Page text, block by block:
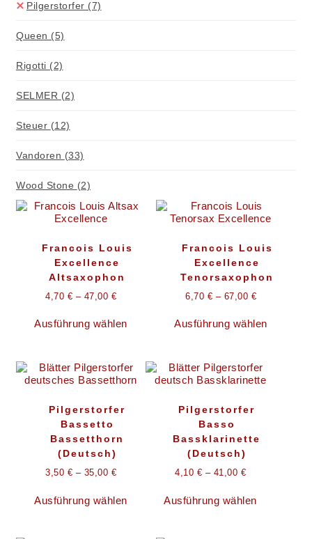
Pilgerstorfer (7)
Queen (5)
Rigotti (2)
SELMER (2)
Steuer (12)
Vandoren (33)
Wood Stone (2)
Francois Louis
Excellence
Altsaxophon
4,70 € – 47,00 €
Ausführung wählenProdukt
Varianten
auf.
Die
Produktseite
Francois Louis
Excellence
Tenorsaxophon
6,70 € – 67,00 €
Ausführung wählenProdukt
Pilgerstorfer
Bassetto
Bassetthorn
(Deutsch)
3,50 € – 35,00 €
Ausführung wählenProdukt
Pilgerstorfer
Basso
Bassklarinette
(Deutsch)
4,10 € – 41,00 €
Ausführung wählenProdukt